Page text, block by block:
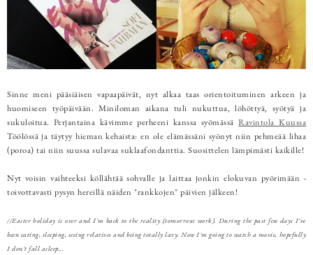
Sinne meni pääsiäisen vapaapäivät, nyt alkaa taas orientoituminen arkeen ja
huomiseen työpäivään. Miniloman aikana tuli nukuttua, löhöttyä, syötyä ja
sukuloitua. Perjantaina kävimme perheeni kanssa syömässäRavintola Kuussa
Töölössä ja täytyy hieman kehaista: en ole elämässäni syönyt niin pehmeää lihaa
(poroa) tai niin suussa sulavaa suklaafondanttia. Suosittelen lämpimästi kaikille!
Nyt voisin vaihteeksi köllähtää sohvalle ja laittaa jonkin elokuvan pyörimään -
toivottavasti pysyn hereillä näiden "rankkojen" päivien jälkeen!
//Easter holiday is over and I'm back to the reality (tomorrow: work). During the past few days I've
been eating, sleeping, seeing relatives and being totally lazy. Now I'm going to watch a movie, hopefully
I don't fall asleep...